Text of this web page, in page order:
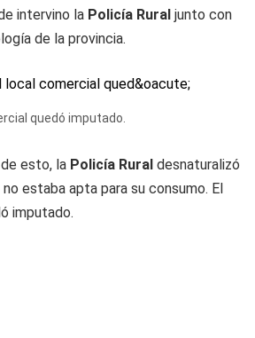
intervino la Policía Rural junto con
de la provincia.
quedó imputado.
esto, la Policía Rural desnaturalizó
estaba apta para su consumo. El
imputado.